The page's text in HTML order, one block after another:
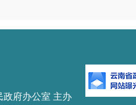
府办公室 主办